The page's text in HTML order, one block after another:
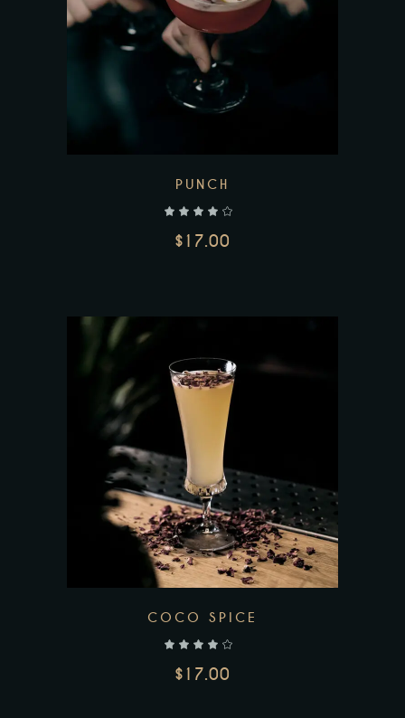
PUNCH
$17.00
AJOUTER AU PANIER
COCO SPICE
$17.00